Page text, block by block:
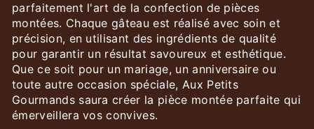
parfaitement l'art de la confection de pièces
montées. Chaque gâteau est réalisé avec soin et
précision, en utilisant des ingrédients de qualité
pour garantir un résultat savoureux et esthétique.
Que ce soit pour un mariage, un anniversaire ou
toute autre occasion spéciale, Aux Petits
Gourmands saura créer la pièce montée parfaite qui
émerveillera vos convives.